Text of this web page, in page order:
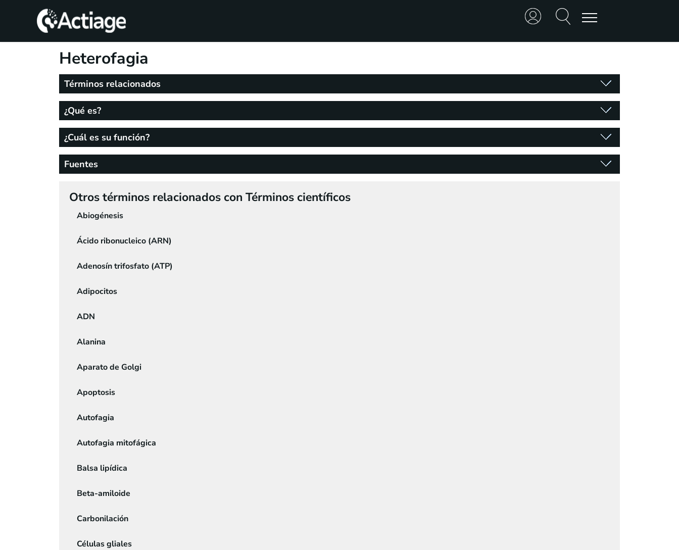
TRATAMIENTOS
Heterofagia
Términos relacionados
¿Qué es?
¿Cuál es su función?
Fuentes
Otros términos relacionados con Términos científicos
Abiogénesis
Ácido ribonucleico (ARN)
Adenosín trifosfato (ATP)
Adipocitos
ADN
Alanina
Aparato de Golgi
Apoptosis
Autofagia
Autofagia mitofágica
Balsa lipídica
Beta-amiloide
Carbonilación
Células gliales